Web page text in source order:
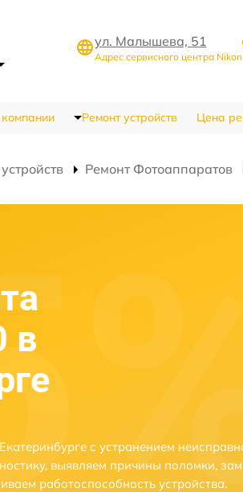
ул. Малышева, 51
Адрес сервисного центра Nikon
Ремонт устройств Цена
Ремонт Фотоаппаратов
в
с устранением
выявляем причины поломки,
работоспособность устройства.